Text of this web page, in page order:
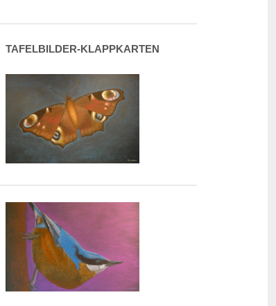
TAFELBILDER-KLAPPKARTEN